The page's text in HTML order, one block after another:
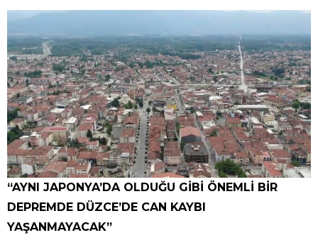
“AYNI JAPONYA’DA OLDUĞU GİBİ ÖNEMLİ BİR
DEPREMDE DÜZCE’DE CAN KAYBI
YAŞANMAYACAK”